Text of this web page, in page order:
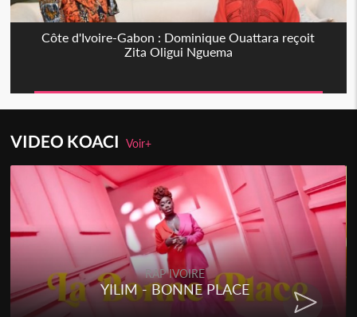
Côte d'Ivoire-Gabon : Dominique Ouattara reçoit
Zita Oligui Nguema
VIDEO KOACIVoir+
RAP IVOIRE
YILIM - BONNE PLACE